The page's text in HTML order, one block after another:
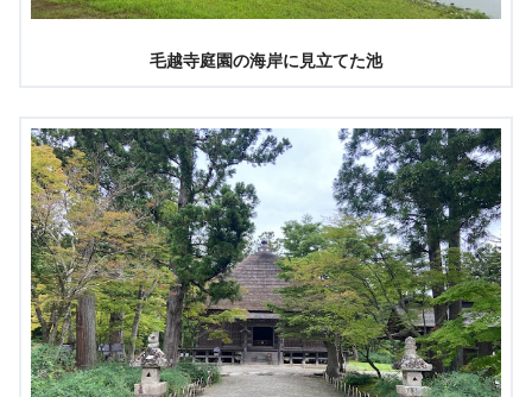
毛越寺庭園の海岸に見立てた池